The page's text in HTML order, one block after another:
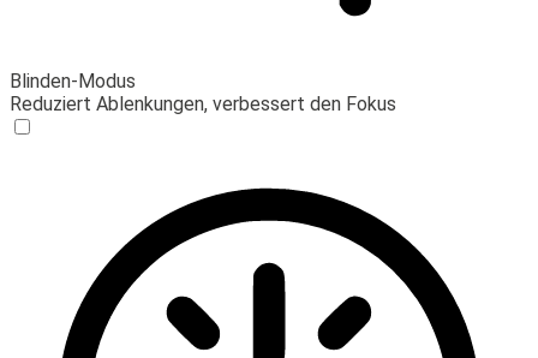
Blinden-Modus
Reduziert Ablenkungen, verbessert den Fokus